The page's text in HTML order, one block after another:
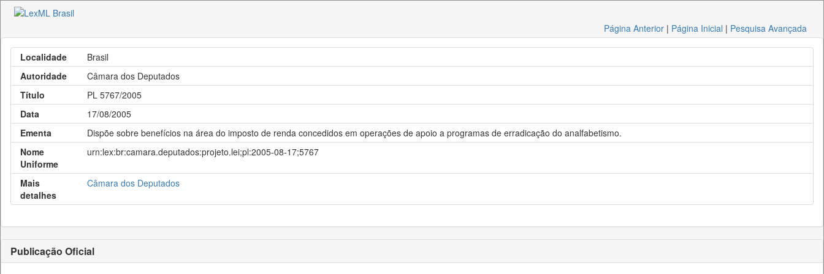
Página Anterior | Página Inicial | Pesquisa Avançada
Localidade
Brasil
Autoridade
Câmara dos Deputados
Título
PL 5767/2005
Data
17/08/2005
Ementa
Dispõe sobre benefícios na área do imposto de renda concedidos em operações de apoio a programas de erradicação do analfabetismo.
Nome
Uniforme
urn:lex:br:camara.deputados:projeto.lei;pl:2005-08-17;5767
Mais
detalhes
Câmara dos Deputados
Publicação Oficial